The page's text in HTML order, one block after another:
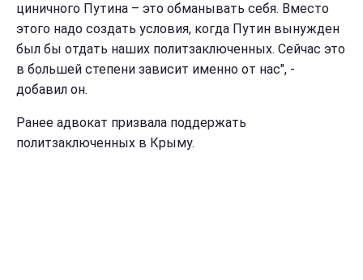
циничного Путина – это обманывать себя. Вместо
этого надо создать условия, когда Путин вынужден
был бы отдать наших политзаключенных. Сейчас это
в большей степени зависит именно от нас", -
добавил он.
Ранее адвокат призвала поддержать
политзаключенных в Крыму.